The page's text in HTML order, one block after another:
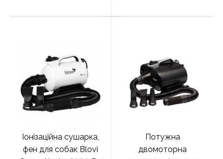
Іонізаційна сушарка,
фен для собак Blovi
Потужна
двомоторна